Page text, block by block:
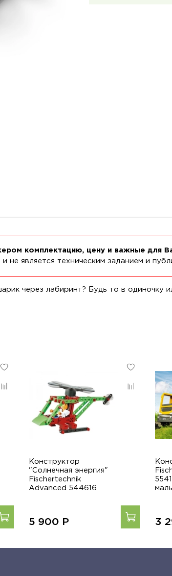
комплектацию, цену и важные для
не является техническим заданием и
через лабиринт? Будь то в одиночку
Конструктор
"Солнечная энергия"
Fischertechnik
Advanced 544616
5 900 Р 3